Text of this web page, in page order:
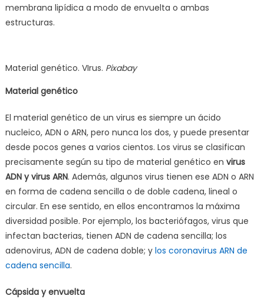
membrana lipídica a modo de envuelta o ambas
estructuras.
Material genético. VIrus. Pixabay
Material genético
El material genético de un virus es siempre un ácido
nucleico, ADN o ARN, pero nunca los dos, y puede presentar
desde pocos genes a varios cientos. Los virus se clasifican
precisamente según su tipo de material genético en virus
ADN y virus ARN. Además, algunos virus tienen ese ADN o ARN
en forma de cadena sencilla o de doble cadena, lineal o
circular. En ese sentido, en ellos encontramos la máxima
diversidad posible. Por ejemplo, los bacteriófagos, virus que
infectan bacterias, tienen ADN de cadena sencilla; los
adenovirus, ADN de cadena doble; y los coronavirus ARN de
cadena sencilla.
Cápsida y envuelta